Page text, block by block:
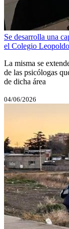
Se desarrolla una
el Colegio
La misma se
de las psicólogas
de dicha área
04/06/2026